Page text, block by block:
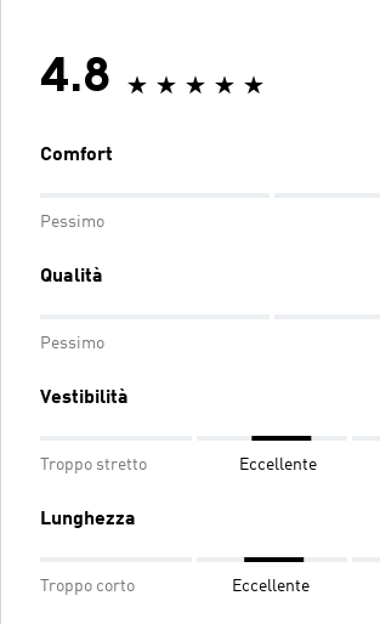
4.8
Comfort
Pessimo
Qualità
Pessimo
Vestibilità
Troppo stretto Eccellente
Lunghezza
Troppo corto Eccellente